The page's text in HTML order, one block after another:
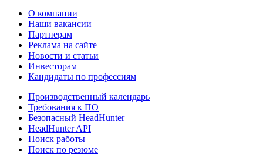
О компании
Наши вакансии
Партнерам
Реклама на сайте
Новости и статьи
Инвесторам
Кандидаты по профессиям
Производственный календарь
Требования к ПО
Безопасный HeadHunter
HeadHunter API
Поиск работы
Поиск по резюме